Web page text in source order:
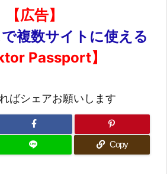
【広告】
複数サイトに使える
Passport】
ばシェアお願いします
Copy